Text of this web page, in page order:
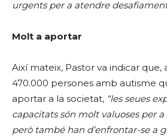
urgents per a atendre
Molt a aportar
Així mateix, Pastor va indicar que,
470.000 persones amb autisme
aportar a la societat, “les seues
capacitats són molt valuoses per a
però també han d’enfrontar-se a